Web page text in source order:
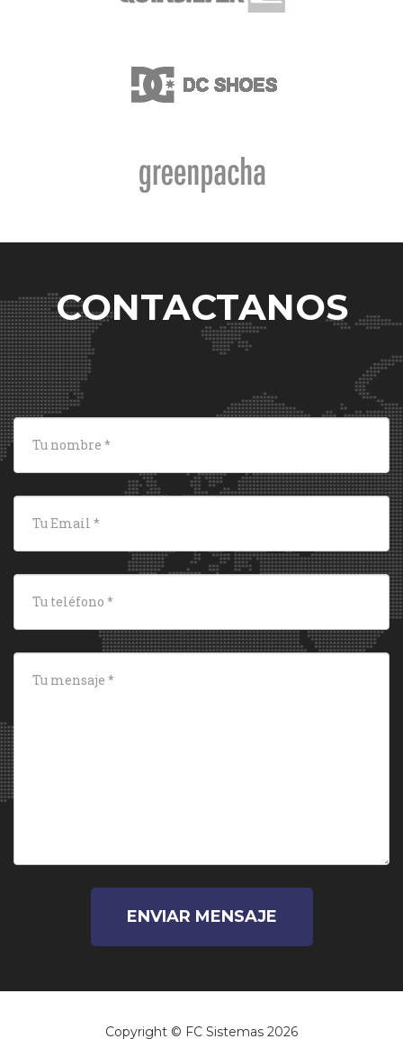
CONTACTANOS
ENVIAR MENSAJE
Copyright © FC Sistemas 2026